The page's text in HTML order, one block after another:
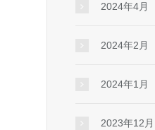
2024年4月
2024年2月
2024年1月
2023年12月